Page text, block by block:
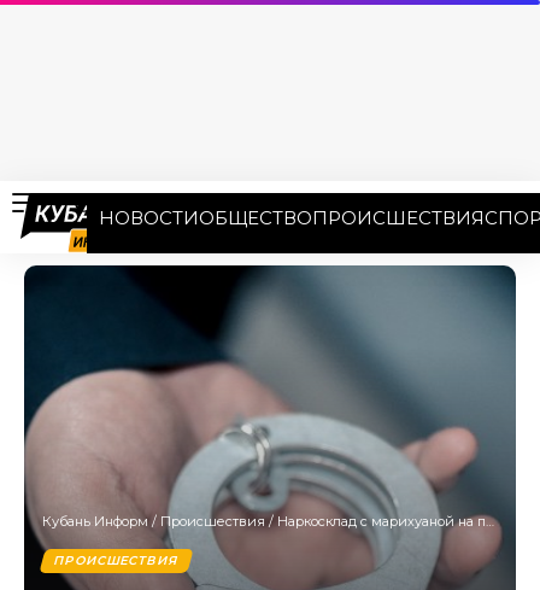
НОВОСТИОБЩЕСТВОПРОИСШЕСТВИЯ
Кубань Информ / Происшествия / Наркосклад с марихуаной на полкило: полиция задержала жителя Славянского района
ПРОИСШЕСТВИЯ